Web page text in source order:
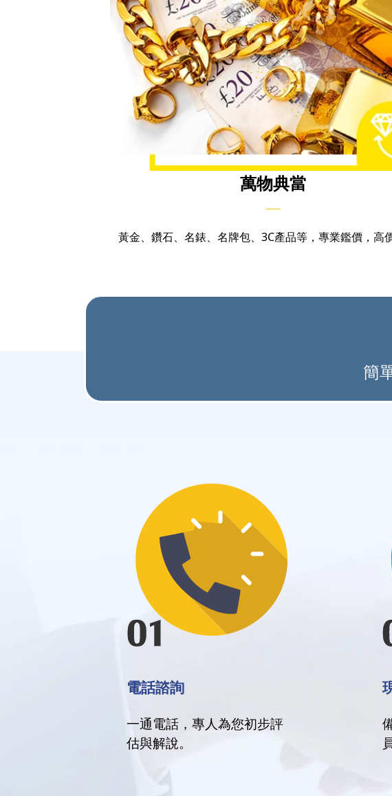
萬物典當
黃金、鑽石、名錶、名牌包、3C產品等，專業鑑價，高價
簡
電話諮詢
一通電話，專人為您初步評
估與解說。